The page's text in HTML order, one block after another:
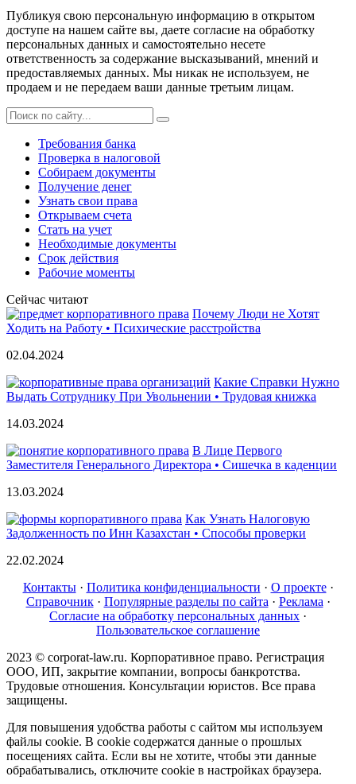
Публикуя свою персональную информацию в открытом
доступе на нашем сайте вы, даете согласие на обработку
персональных данных и самостоятельно несете
ответственность за содержание высказываний, мнений и
предоставляемых данных. Мы никак не используем, не
продаем и не передаем ваши данные третьим лицам.
Требования банка
Проверка в налоговой
Собираем документы
Получение денег
Узнать свои права
Открываем счета
Стать на учет
Необходимые документы
Срок действия
Рабочие моменты
Сейчас читают
Почему Люди не Хотят
Ходить на Работу • Психические расстройства
02.04.2024
Какие Справки Нужно
Выдать Сотруднику При Увольнении • Трудовая книжка
14.03.2024
В Лице Первого
Заместителя Генерального Директора • Сишечка в каденции
13.03.2024
Как Узнать Налоговую
Задолженность по Инн Казахстан • Способы проверки
22.02.2024
Контакты· Политика конфиденциальности · О проекте·
Справочник· Популярные разделы по сайта · Реклама ·
Согласие на обработку персональных данных ·
Пользовательское соглашение
2023 © corporat-law.ru. Корпоративное право. Регистрация
ООО, ИП, закрытие компании, вопросы банкротства.
Трудовые отношения. Консультации юристов. Все права
защищены.
Для повышения удобства работы с сайтом мы используем
файлы cookie. В cookie содержатся данные о прошлых
посещениях сайта. Если вы не хотите, чтобы эти данные
обрабатывались, отключите cookie в настройках браузера.